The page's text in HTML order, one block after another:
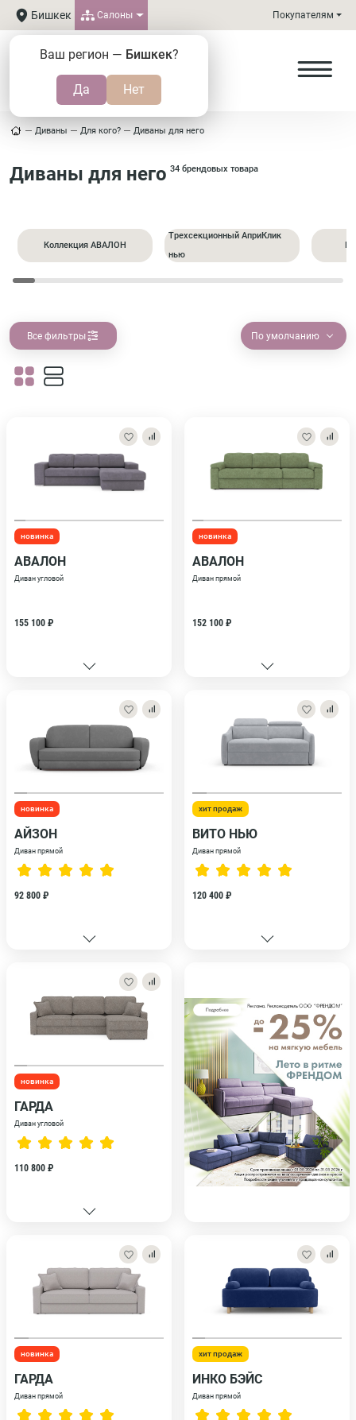
Бишкек
Ваш регион — Бишкек?
Салоны Покупателям
Диваны Для кого? Диваны для него
Диваны для него 34 брендовых товара
Коллекция АВАЛОН
Трехсекционный АприКлик
нью
Все фильтры По умолчанию
новинка
АВАЛОН
Диван угловой
155 100 ₽
новинка
АВАЛОН
Диван прямой
152 100 ₽
новинка
АЙЗОН
Диван прямой
92 800 ₽
хит продаж
ВИТО НЬЮ
Диван прямой
120 400 ₽
новинка
ГАРДА
Диван угловой
110 800 ₽
новинка
ГАРДА
Диван прямой
хит продаж
ИНКО БЭЙС
Диван прямой